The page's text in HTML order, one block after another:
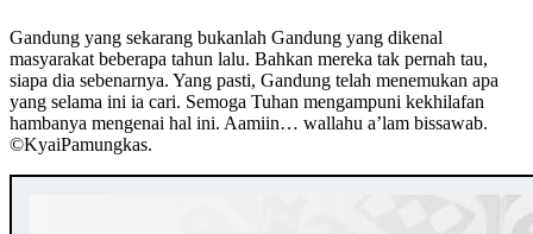
Gandung yang sekarang bukanlah Gandung yang dikenal
masyarakat beberapa tahun lalu. Bahkan mereka tak pernah tau,
siapa dia sebenarnya. Yang pasti, Gandung telah menemukan apa
yang selama ini ia cari. Semoga Tuhan mengampuni kekhilafan
hambanya mengenai hal ini. Aamiin… wallahu a’lam bissawab.
©️KyaiPamungkas.